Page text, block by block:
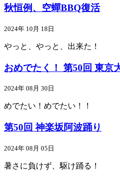
秋恒例、空蟬BBQ復活
2024年 10月 18日
やっと、やっと、出来た！
おめでたく！ 第50回 東京
2024年 08月 30日
めでたい！めでたい！！
第50回 神楽坂阿波踊り
2024年 08月 05日
暑さに負けず、駆け踊る！